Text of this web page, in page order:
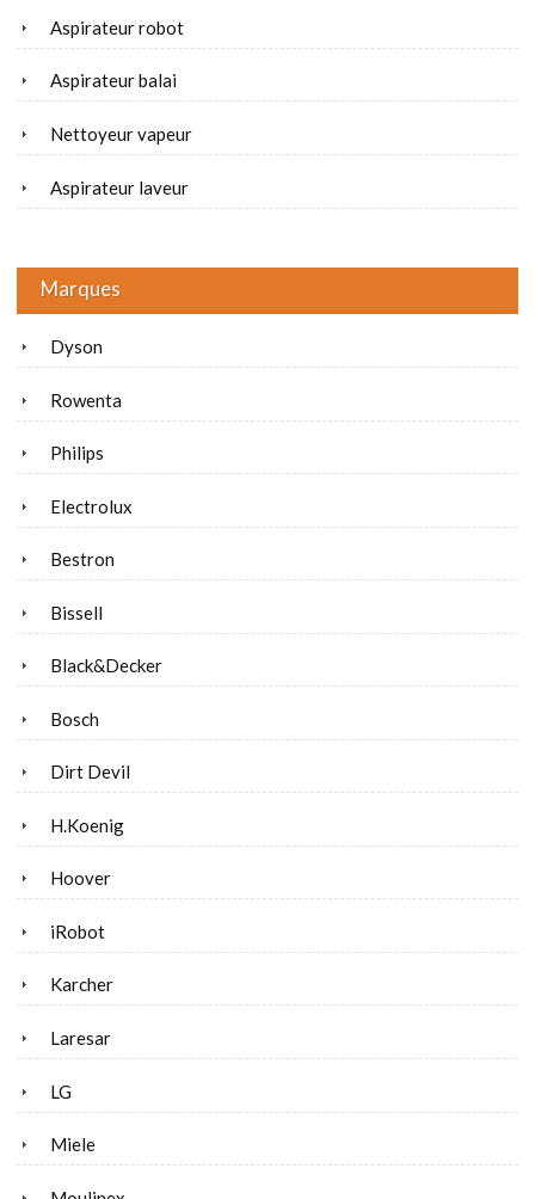
Aspirateur robot
Aspirateur balai
Nettoyeur vapeur
Aspirateur laveur
Marques
Dyson
Rowenta
Philips
Electrolux
Bestron
Bissell
Black&Decker
Bosch
Dirt Devil
H.Koenig
Hoover
iRobot
Karcher
Laresar
LG
Miele